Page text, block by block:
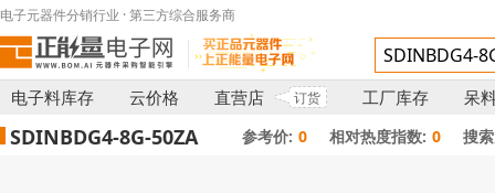
电子元器件分销行业 · 第三方综合服务商
电子料库存 云价格 直营店 订货 工厂库存 呆
SDINBDG4-8G-50ZA 参考价: 0 相对热度指数: 0 搜